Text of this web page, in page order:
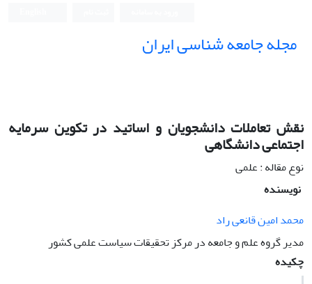
مجله جامعه شناسی ایران
نقش تعاملات دانشجویان و اساتید در تکوین سرمایه
اجتماعی دانشگاهی
نوع مقاله : علمی
نویسنده
محمد امین قانعی راد
مدیر گروه علم و جامعه در مرکز تحقیقات سیاست علمی کشور
چکیده